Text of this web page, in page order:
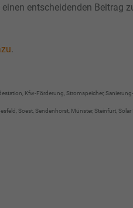
entscheidenden Beitrag
.
Kfw-Förderung, Stromspeicher,
Soest, Sendenhorst, Münster, Steinfurt,